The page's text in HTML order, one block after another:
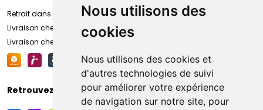
Nous utilisons des
cookies
Nous utilisons des cookies et
d'autres technologies de suivi
pour améliorer votre expérience
de navigation sur notre site, pour
Retrait dans la pharmacie d’Amiens
Livraison chez vous
Livraison chez votre commerçant
Retrouvez-nous sur vos réseaux sociaux